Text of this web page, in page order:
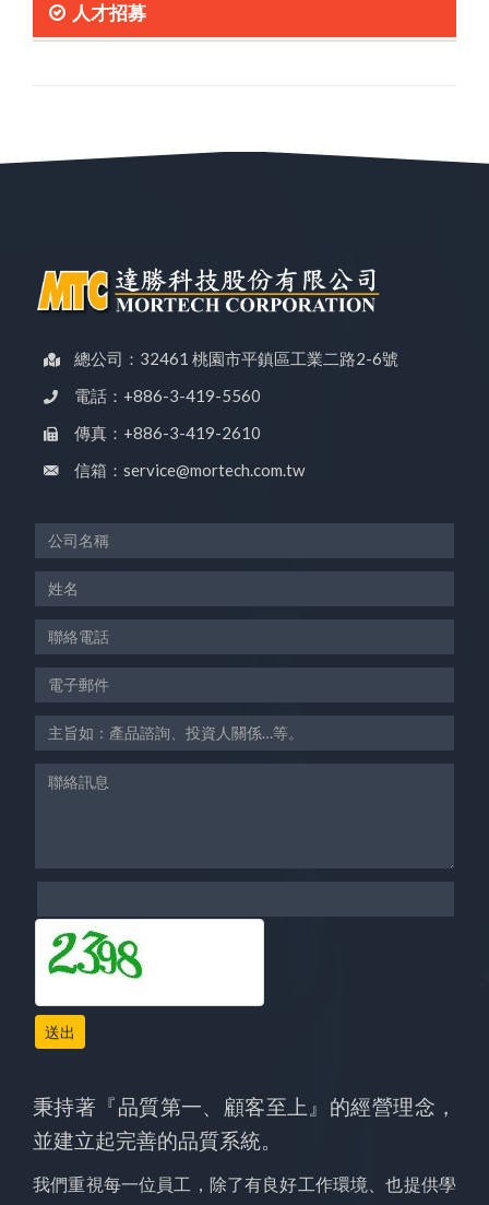
人才招募
總公司：32461 桃園市平鎮區工業二路2-6號
電話：+886-3-419-5560
傳真：+886-3-419-2610
信箱：service@mortech.com.tw
送出
秉持著『品質第一、顧客至上』的經營理念，
並建立起完善的品質系統。
我們重視每一位員工，除了有良好工作環境、也提供學